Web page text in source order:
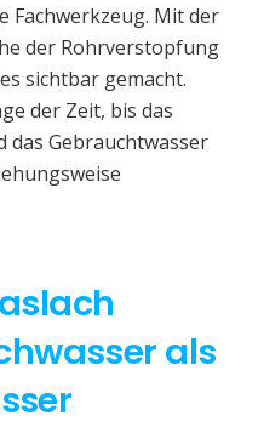
Fachwerkzeug. Mit der
der Rohrverstopfung
sichtbar gemacht.
der Zeit, bis das
Gebrauchtwasser
als